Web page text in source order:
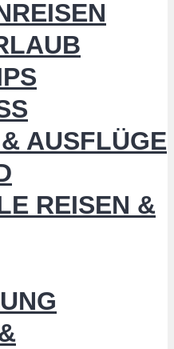
AUSFLÜGE
REISEN &